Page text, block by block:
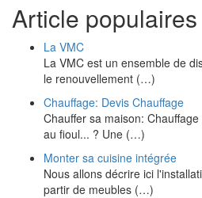
Article populaires
La VMC
La VMC est un ensemble de
le renouvellement (…)
Chauffage: Devis Chauffage
Chauffer sa maison:
au fioul... ? Une (…)
Monter sa cuisine intégrée
Nous allons décrire ici
partir de meubles (…)